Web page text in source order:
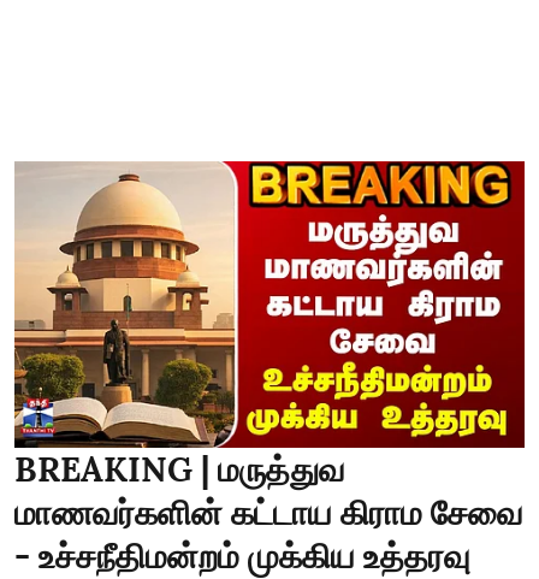
BREAKING | மருத்துவ
மாணவர்களின் கட்டாய கிராம சேவை
- உச்சநீதிமன்றம் முக்கிய உத்தரவு